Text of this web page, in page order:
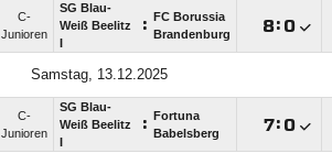
C-
Junioren
SG Blau-
Weiß Beelitz
:
FC Borussia
Brandenburg
: 
Samstag, 13.12.2025
C-
Junioren
SG Blau-
Weiß Beelitz
:
Fortuna
Babelsberg
: 